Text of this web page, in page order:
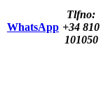
WhatsApp
Tlfno:
+34 810
101050